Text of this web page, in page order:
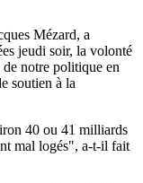
Mézard, a
jeudi soir, la volonté
notre politique en
soutien à la
40 ou 41 milliards
mal logés", a-t-il fait